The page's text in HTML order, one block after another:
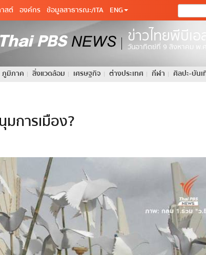
สต์ องค์กร ข้อมูลสาธารณะ/ITA ENG
ข่าวไทยพีบีเอส
วันอาทิตย์ที่ 9 สิงหาคม พ.
ภูมิภาค สิ่งแวดล้อม เศรษฐกิจ ต่างประเทศ กีฬา ศิลปะ-บันเ
มการเมือง?